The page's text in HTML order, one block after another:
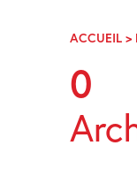
NavigationACCUEIL >
0